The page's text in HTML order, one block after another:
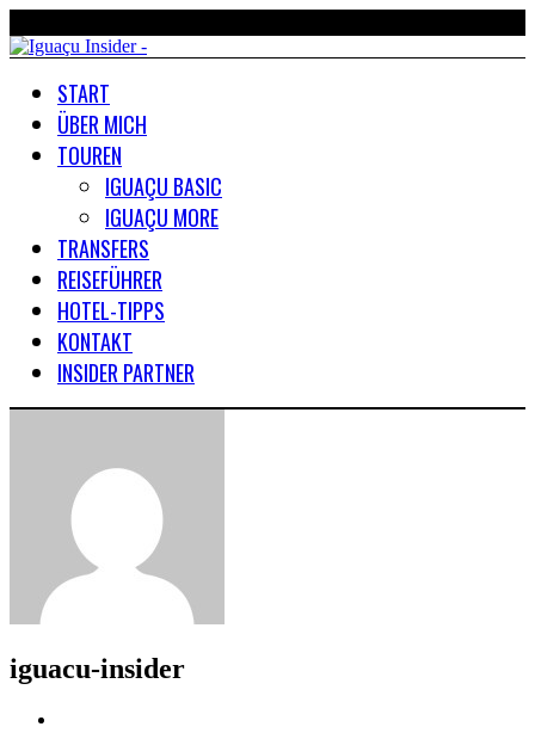
START
ÜBER MICH
TOUREN
IGUAÇU BASIC
IGUAÇU MORE
TRANSFERS
REISEFÜHRER
HOTEL-TIPPS
KONTAKT
INSIDER PARTNER
iguacu-insider